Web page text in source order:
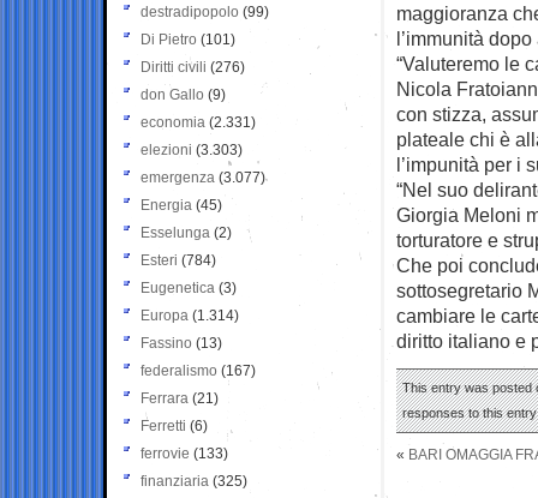
maggioranza
l’immunità
“Valuteremo le
Nicola
con stizza,
plateale chi è
l’impunità per i
“Nel suo
Giorgia Meloni
torturatore e
Che poi
sottosegretario
cambiare le
diritto italiano e
This entry was posted
responses to this
« BARI OMAGGIA
destradipopolo (99)
Di Pietro (101)
Diritti civili (276)
don Gallo (9)
economia (2.331)
elezioni (3.303)
emergenza (3.077)
Energia (45)
Esselunga (2)
Esteri (784)
Eugenetica (3)
Europa (1.314)
Fassino (13)
federalismo (167)
Ferrara (21)
Ferretti (6)
ferrovie (133)
finanziaria (325)